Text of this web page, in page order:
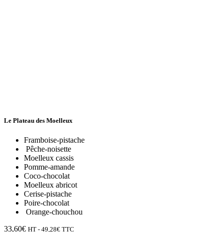
Le Plateau des Moelleux
Framboise-pistache
Pêche-noisette
Moelleux cassis
Pomme-amande
Coco-chocolat
Moelleux abricot
Cerise-pistache
Poire-chocolat
Orange-chouchou
33,60€ HT - 49,28€ TTC